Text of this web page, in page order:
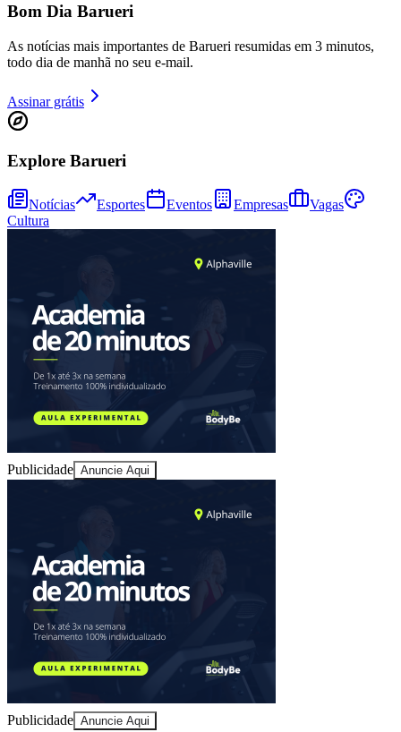
Vitória
Sport
Bom Dia Barueri
As notícias mais importantes de Barueri resumidas em 3 minutos,
todo dia de manhã no seu e-mail.
Assinar grátis
Explore Barueri
Notícias Esportes Eventos Empresas
Vagas
Cultura
Publicidade Anuncie Aqui
Publicidade Anuncie Aqui